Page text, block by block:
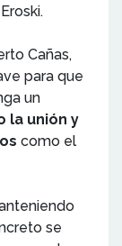
Cañas,
para que
un
la unión y
como el
se